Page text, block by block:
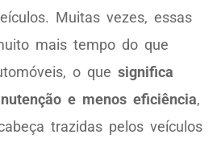
Muitas vezes, essas
mais tempo do que
o que significa
e menos eficiência,
trazidas pelos veículos